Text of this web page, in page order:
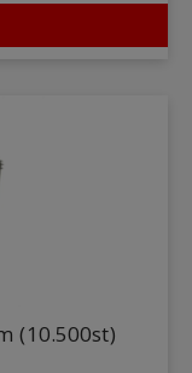
DETAILS
(10.500st)